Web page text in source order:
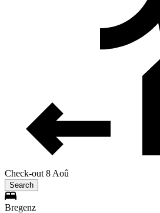
Check-out 8 Aoû
Search
Bregenz